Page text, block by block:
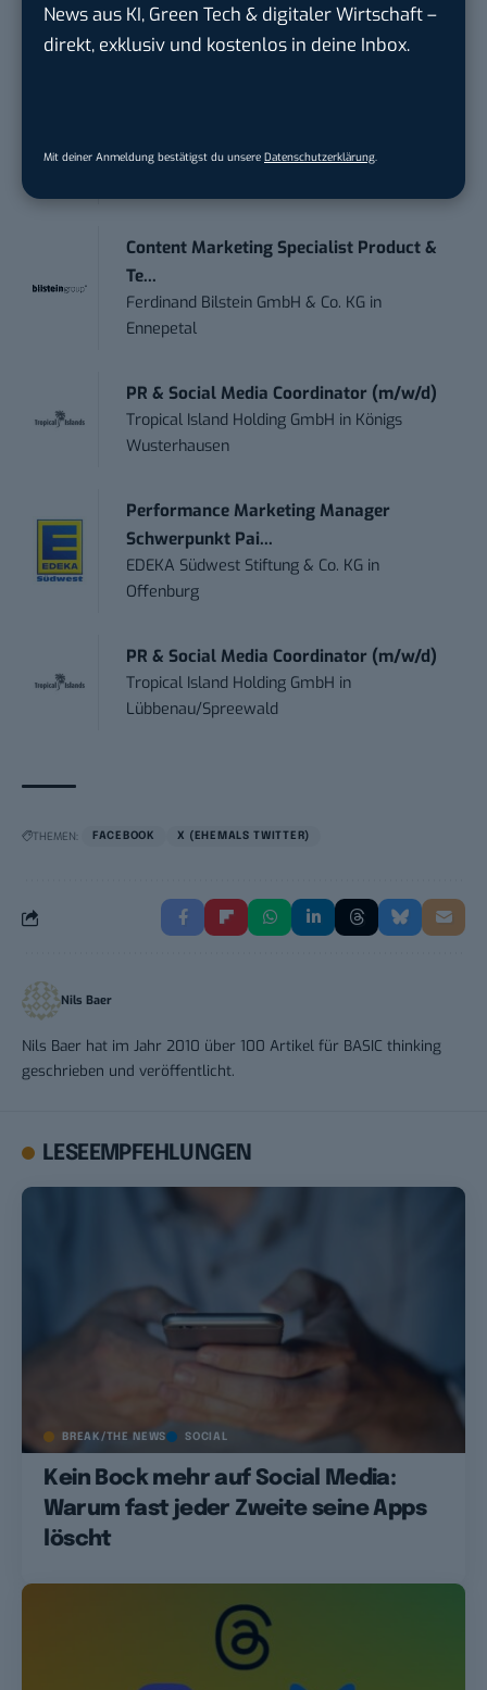
News aus KI, Green Tech & digitaler Wirtschaft –
direkt, exklusiv und kostenlos in deine Inbox.
Mit deiner Anmeldung bestätigst du unsere Datenschutzerklärung.
IT Sales & Online Marketing Manager
(m/w/...
Marketing /...
Content Marketing Specialist Product &
Te...
Ferdinand Bilstein GmbH & Co. KG in
Ennepetal
PR & Social Media Coordinator (m/w/d)
Tropical Island Holding GmbH in Königs
Wusterhausen
Performance Marketing Manager
Schwerpunkt Pai...
EDEKA Südwest Stiftung & Co. KG in
Offenburg
PR & Social Media Coordinator (m/w/d)
Tropical Island Holding GmbH in
Lübbenau/Spreewald
THEMEN: FACEBOOK X (EHEMALS TWITTER)
Nils Baer
Nils Baer hat im Jahr 2010 über 100 Artikel für BASIC thinking
geschrieben und veröffentlicht.
LESEEMPFEHLUNGEN
BREAK/THE NEWS SOCIAL
Kein Bock mehr auf Social Media:
Warum fast jeder Zweite seine Apps
löscht